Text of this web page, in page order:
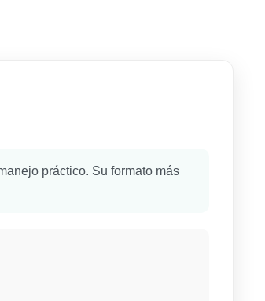
práctico. Su formato más